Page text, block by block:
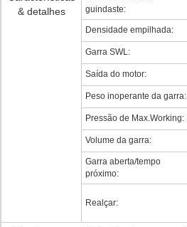
& detalhes
guindaste:
Densidade empilhada:
Garra SWL:
Saída do motor:
Peso inoperante da garra:
Pressão de Max.Working:
Volume da garra:
Garra aberta/tempo
próximo:
Realçar: